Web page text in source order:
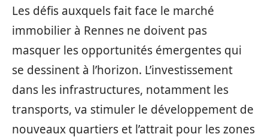
Les défis auxquels fait face le marché
immobilier à Rennes ne doivent pas
masquer les opportunités émergentes qui
se dessinent à l’horizon. L’investissement
dans les infrastructures, notamment les
transports, va stimuler le développement de
nouveaux quartiers et l’attrait pour les zones